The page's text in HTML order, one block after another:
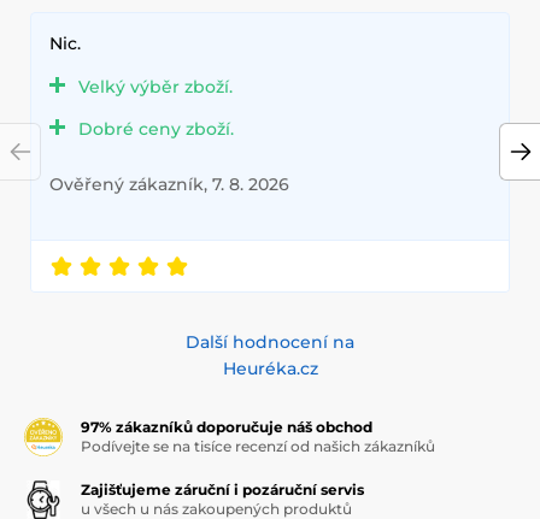
Nic.
Velký výběr zboží.
Dobré ceny zboží.
Ověřený zákazník, 7. 8. 2026
Další hodnocení na
Heuréka.cz
97% zákazníků doporučuje náš obchod
Podívejte se na tisíce recenzí od našich zákazníků
Zajišťujeme záruční i pozáruční servis
u všech u nás zakoupených produktů